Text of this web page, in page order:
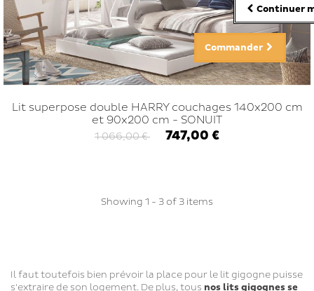
Continuer
Commander
Lit superpose double HARRY couchages 140x200 cm
et 90x200 cm - SONUIT
1 066,00 € 747,00 €
Showing 1 - 3 of 3 items
Il faut toutefois bien prévoir la place pour le lit gigogne puisse
s'extraire de son logement. De plus, tous nos lits gigognes se